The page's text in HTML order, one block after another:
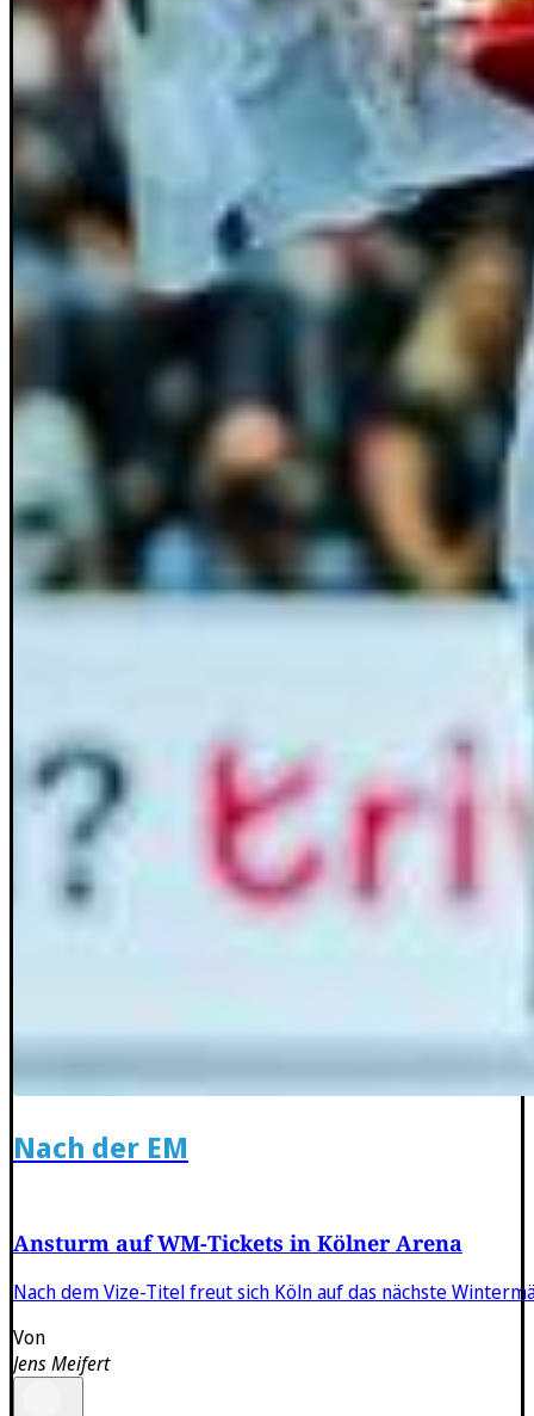
Nach der EM
Ansturm auf WM-Tickets in Kölner Arena
Nach dem Vize-Titel freut sich Köln auf das nächste
Von
Jens Meifert